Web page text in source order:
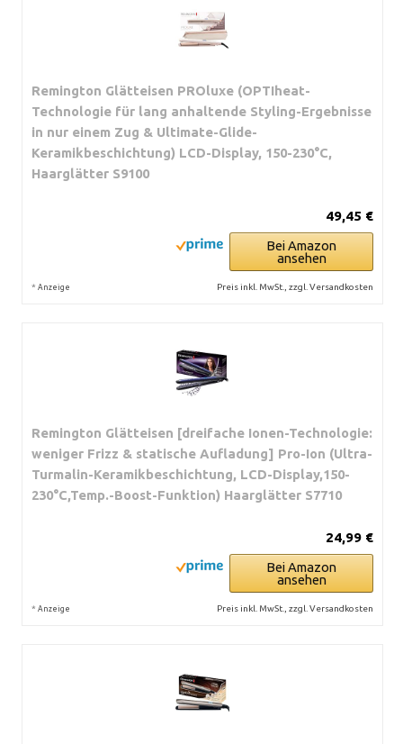
Remington Glätteisen PROluxe (OPTIheat-
Technologie für lang anhaltende Styling-Ergebnisse
in nur einem Zug & Ultimate-Glide-
Keramikbeschichtung) LCD-Display, 150-230°C,
Haarglätter S9100
49,45 €
Bei Amazon
ansehen
* Anzeige Preis inkl. MwSt., zzgl. Versandkosten
Remington Glätteisen [dreifache Ionen-Technologie:
weniger Frizz & statische Aufladung] Pro-Ion (Ultra-
Turmalin-Keramikbeschichtung, LCD-Display,150-
230°C,Temp.-Boost-Funktion) Haarglätter S7710
24,99 €
Bei Amazon
ansehen
* Anzeige Preis inkl. MwSt., zzgl. Versandkosten